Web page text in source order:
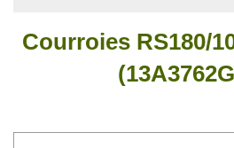
Courroies RS180/